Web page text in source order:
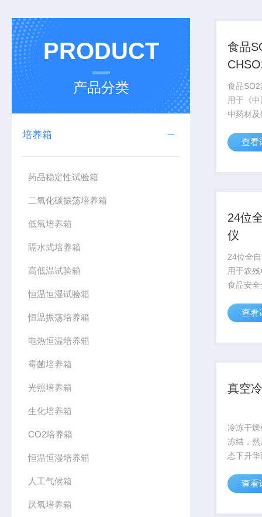
PRODUCT
产品分类
培养箱
药品稳定性试验箱
二氧化碳振荡培养箱
低氧培养箱
隔水式培养箱
高低温试验箱
恒温恒湿试验箱
恒温振荡培养箱
电热恒温培养箱
霉菌培养箱
光照培养箱
生化培养箱
CO2培养箱
恒温恒湿培养箱
人工气候箱
厌氧培养箱
食品
食品
用于《
中药材
遵循药
功能为
查看
24位
仪
24位全
用于农
食品安
验室的
升级的
查看
真空
冷冻干
冻结，
态下升
的物品
前的状
查看